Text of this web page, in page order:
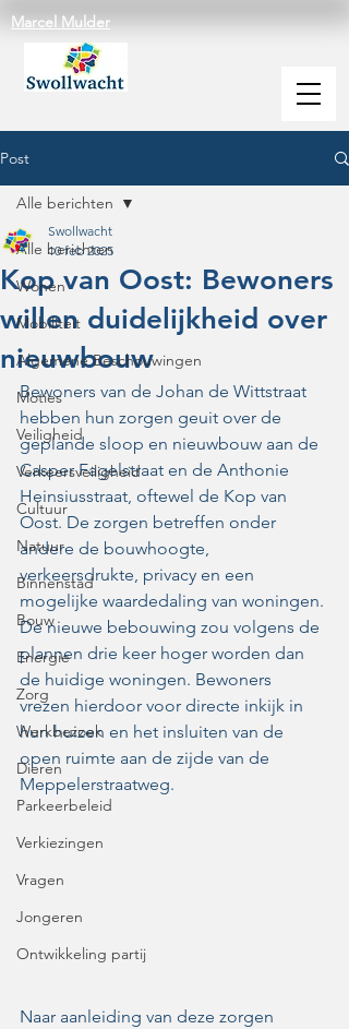
Marcel Mulder
Post
Alle berichten
Wonen
Mobiliteit
Algemene Beschouwingen
Moties
Veiligheid
Verkeersveiligheid
Cultuur
Natuur
Binnenstad
Bouw
Energie
Zorg
Werkbezoek
Dieren
Parkeerbeleid
Verkiezingen
Vragen
Jongeren
Ontwikkeling partij
Alle berichten
Kop van Oost: Bewoners
willen duidelijkheid over
nieuwbouw
Swollwacht
10 feb 2025
Bewoners van de Johan de Wittstraat
hebben hun zorgen geuit over de
geplande sloop en nieuwbouw aan de
Casper Fagelstraat en de Anthonie
Heinsiusstraat, oftewel de Kop van
Oost. De zorgen betreffen onder
andere de bouwhoogte,
verkeersdrukte, privacy en een
mogelijke waardedaling van woningen.
De nieuwe bebouwing zou volgens de
plannen drie keer hoger worden dan
de huidige woningen. Bewoners
vrezen hierdoor voor directe inkijk in
hun huizen en het insluiten van de
open ruimte aan de zijde van de
Meppelerstraatweg.
Naar aanleiding van deze zorgen